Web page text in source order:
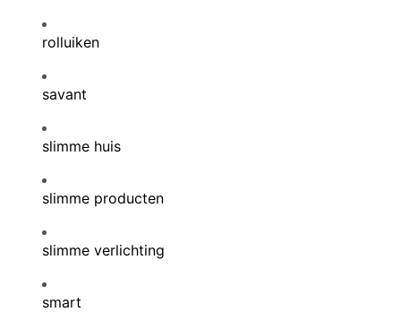
rolluiken
savant
slimme huis
slimme producten
slimme verlichting
smart